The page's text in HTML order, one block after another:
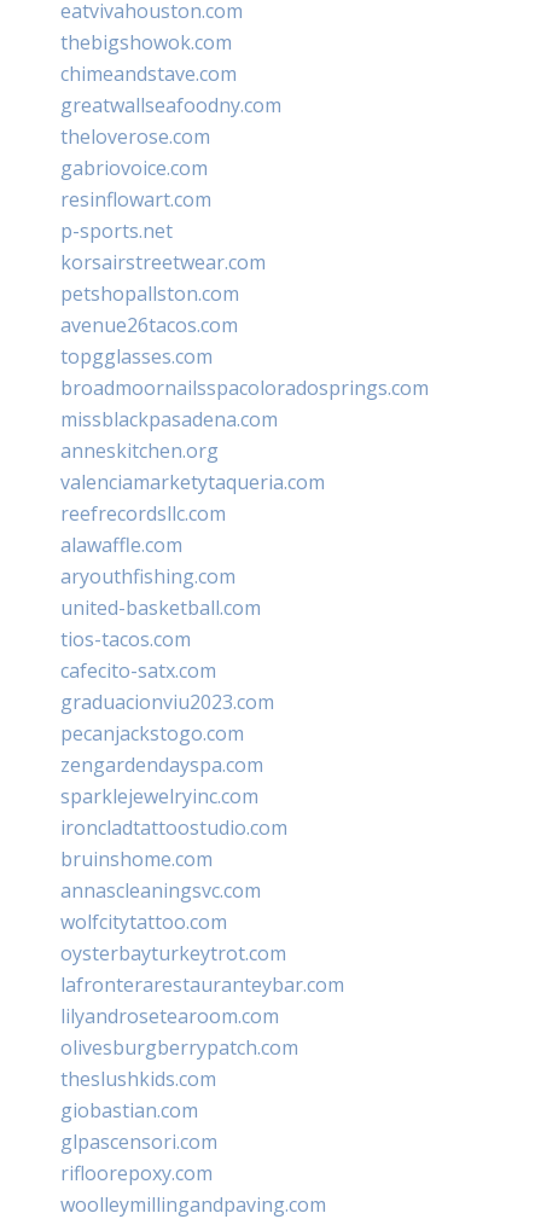
eatvivahouston.com
thebigshowok.com
chimeandstave.com
greatwallseafoodny.com
theloverose.com
gabriovoice.com
resinflowart.com
p-sports.net
korsairstreetwear.com
petshopallston.com
avenue26tacos.com
topgglasses.com
broadmoornailsspacoloradosprings.com
missblackpasadena.com
anneskitchen.org
valenciamarketytaqueria.com
reefrecordsllc.com
alawaffle.com
aryouthfishing.com
united-basketball.com
tios-tacos.com
cafecito-satx.com
graduacionviu2023.com
pecanjackstogo.com
zengardendayspa.com
sparklejewelryinc.com
ironcladtattoostudio.com
bruinshome.com
annascleaningsvc.com
wolfcitytattoo.com
oysterbayturkeytrot.com
lafronterarestauranteybar.com
lilyandrosetearoom.com
olivesburgberrypatch.com
theslushkids.com
giobastian.com
glpascensori.com
rifloorepoxy.com
woolleymillingandpaving.com